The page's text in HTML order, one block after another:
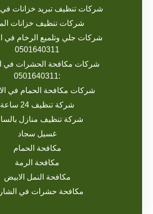
شركات تنظيف تبريد خزانات في
شركات تنظيف خزانات
شركات جلي وتلميع الرخام في
0501640311
شركات مكافحة الحشرات في
:0501640311
شركات مكافحة الحمام في
شركة تنظيف 24 ساعة
شركة تنظيف منازل
غسيل سجاد
مكافحة الحمام
مكافحة الرمة
مكافحة النمل الابيض
مكافحة حشرات في